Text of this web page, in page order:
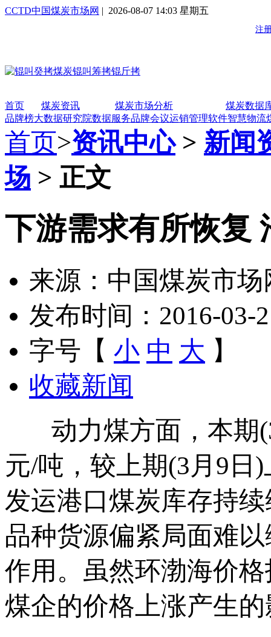
CCTD中国煤炭市场网 | 2026-08-07 14:03 星期五
首页 煤炭资讯 煤炭市场分析
煤炭数据
品牌榜大数据研究院数据服务品牌会议运销管理软件智慧物流
首页>资讯中心> 新闻
场 > 正文
下游需求有所恢复
来源：中国煤炭市场
发布时间：2016-03-
字号【 小 中 大 】
收藏新闻
动力煤方面，本期(3
元/吨，较上期(3月9日
发运港口煤炭库存持
品种货源偏紧局面难
作用。虽然环渤海价
煤企的价格上涨产生